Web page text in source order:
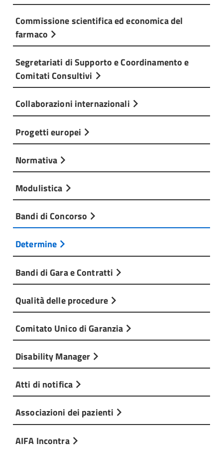
Commissione scientifica ed economica del
farmaco
Segretariati di Supporto e Coordinamento e
Comitati Consultivi
Collaborazioni internazionali
Progetti europei
Normativa
Modulistica
Bandi di Concorso
Determine
Bandi di Gara e Contratti
Qualità delle procedure
Comitato Unico di Garanzia
Disability Manager
Atti di notifica
Associazioni dei pazienti
AIFA Incontra